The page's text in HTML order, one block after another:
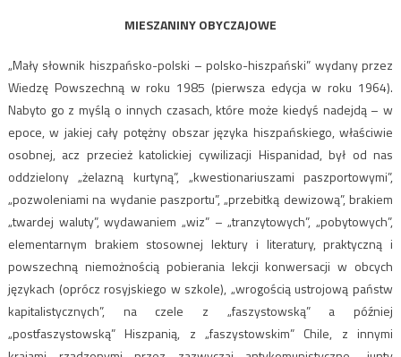
MIESZANINY OBYCZAJOWE
„Mały słownik hiszpańsko-polski – polsko-hiszpański” wydany przez
Wiedzę Powszechną w roku 1985 (pierwsza edycja w roku 1964).
Nabyto go z myślą o innych czasach, które może kiedyś nadejdą – w
epoce, w jakiej cały potężny obszar języka hiszpańskiego, właściwie
osobnej, acz przecież katolickiej cywilizacji Hispanidad, był od nas
oddzielony „żelazną kurtyną”, „kwestionariuszami paszportowymi”,
„pozwoleniami na wydanie paszportu”, „przebitką dewizową”, brakiem
„twardej waluty”, wydawaniem „wiz” – „tranzytowych”, „pobytowych”,
elementarnym brakiem stosownej lektury i literatury, praktyczną i
powszechną niemożnością pobierania lekcji konwersacji w obcych
językach (oprócz rosyjskiego w szkole), „wrogością ustrojową państw
kapitalistycznych”, na czele z „faszystowską” a później
„postfaszystowską” Hiszpanią, z „faszystowskim” Chile, z innymi